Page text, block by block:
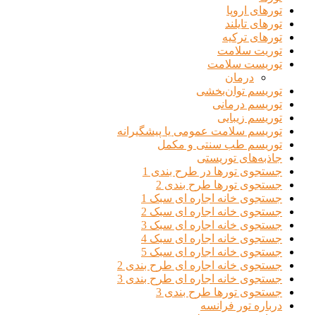
تورهای اروپا
تورهای تایلند
تورهای ترکیه
توریت سلامت
توریست سلامت
درمان
توریسم توان‌بخشی
توریسم درمانی
توریسم زیبایی
توریسم سلامت عمومی یا پیشگیرانه
توریسم طب سنتی و مکمل
جاذبه‌های توریستی
جستجوی تورها در طرح بندی 1
جستجوی تورها طرح بندی 2
جستجوی خانه اجاره ای سبک 1
جستجوی خانه اجاره ای سبک 2
جستجوی خانه اجاره ای سبک 3
جستجوی خانه اجاره ای سبک 4
جستجوی خانه اجاره ای سبک 5
جستجوی خانه اجاره ای طرح بندی 2
جستجوی خانه اجاره ای طرح بندی 3
جستحوی تورها طرح بندی 3
درباره تور فرانسه